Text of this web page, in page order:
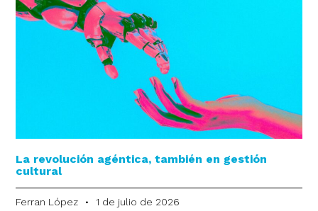
La revolución agéntica, también en gestión
cultural
Ferran López 1 de julio de 2026